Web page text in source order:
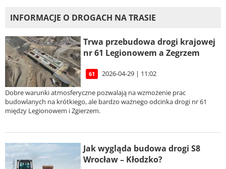
INFORMACJE O DROGACH NA TRASIE
Trwa przebudowa drogi krajowej
nr 61 Legionowem a Zegrzem
61 2026-04-29 | 11:02
Dobre warunki atmosferyczne pozwalają na wzmożenie prac
budowlanych na krótkiego, ale bardzo ważnego odcinka drogi nr 61
między Legionowem i Zgierzem.
Jak wygląda budowa drogi S8
Wrocław – Kłodzko?